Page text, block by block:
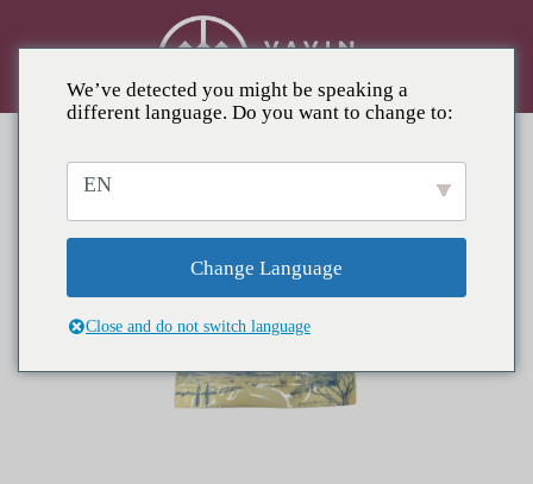
We’ve detected you might be speaking a
different language. Do you want to change to:
EN
Change Language
Close and do not switch language